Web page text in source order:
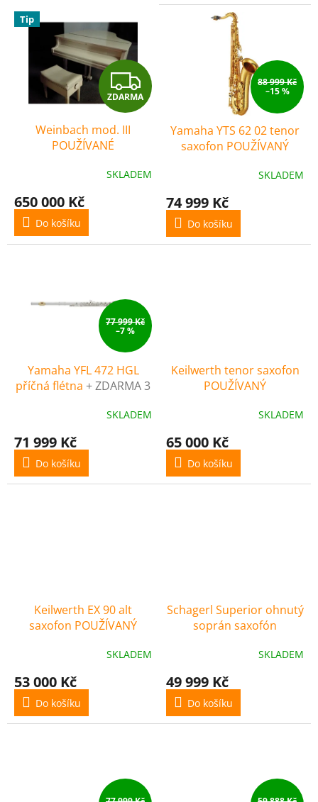
V
ů
Tip
Z
D
R
ZDARMA
Weinbach mod. III
POUŽÍVANÉ
SKLADEM
650 000 Kč
Do košíku
88 999 Kč
–15 %
Yamaha YTS 62 02 tenor
saxofon POUŽÍVANÝ
SKLADEM
74 999 Kč
Do košíku
77 999 Kč
–7 %
Yamaha YFL 472 HGL
příčná flétna + ZDARMA 3
nástroje (v hodnotě 4500
SKLADEM
71 999 Kč
Do košíku
Keilwerth tenor saxofon
POUŽÍVANÝ
SKLADEM
65 000 Kč
Do košíku
Keilwerth EX 90 alt
saxofon POUŽÍVANÝ
SKLADEM
53 000 Kč
Do košíku
Schagerl Superior ohnutý
soprán saxofón
SKLADEM
49 999 Kč
Do košíku